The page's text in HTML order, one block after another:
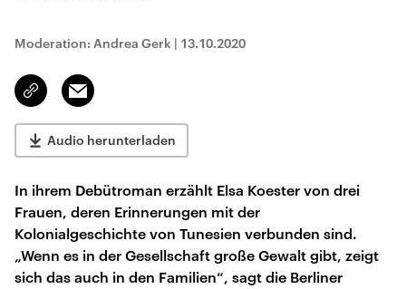
Moderation: Andrea Gerk | 13.10.2020
Link
kopieren/teilen
Email
Audio herunterladen
In ihrem Debütroman erzählt Elsa Koester von drei
Frauen, deren Erinnerungen mit der
Kolonialgeschichte von Tunesien verbunden sind.
„Wenn es in der Gesellschaft große Gewalt gibt, zeigt
sich das auch in den Familien“, sagt die Berliner